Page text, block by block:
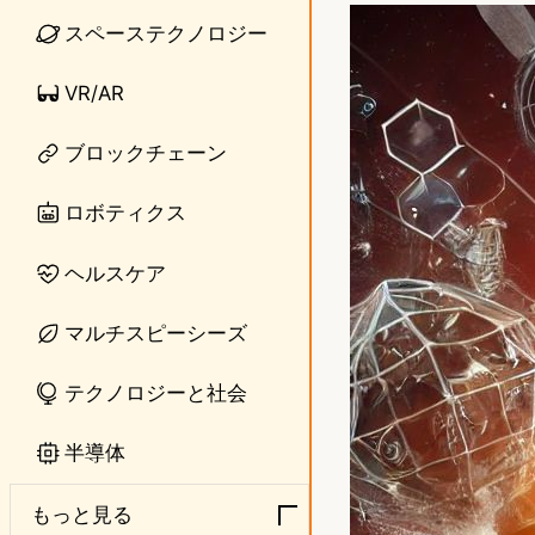
スペーステクノロジー
VR/AR
ブロックチェーン
ロボティクス
ヘルスケア
マルチスピーシーズ
テクノロジーと社会
半導体
もっと見る
s
t
o
d
o